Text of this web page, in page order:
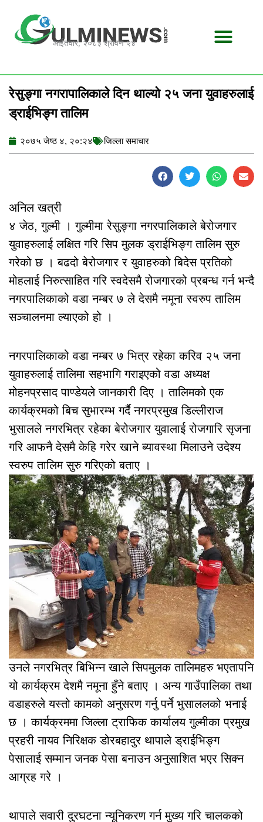
content
आईतवार, २०८३ श्रावण २४
रेसुङ्गा नगरापालिकाले दिन थाल्यो २५ जना युवाहरुलाई
ड्राईभिङ्ग तालिम
२०७५ जेष्ठ ४, २०:२४ जिल्ला समाचार
अनिल खत्री
४ जेठ, गुल्मी । गुल्मीमा रेसुङ्गा नगरपालिकाले बेरोजगार
युवाहरुलाई लक्षित गरि सिप मुलक ड्राईभिङ्ग तालिम सुरु
गरेको छ । बढदो बेरोजगार र युवाहरुको बिदेस प्रतिको
मोहलाई निरुत्साहित गरि स्वदेसमै रोजगारको प्रबन्ध गर्न भन्दै
नगरपालिकाको वडा नम्बर ७ ले देसमै नमूना स्वरुप तालिम
सञ्चालनमा ल्याएको हो ।
नगरपालिकाको वडा नम्बर ७ भित्र रहेका करिव २५ जना
युवाहरुलाई तालिमा सहभागि गराइएको वडा अध्यक्ष
मोहनप्रसाद पाण्डेयले जानकारी दिए । तालिमको एक
कार्यक्रमको बिच सुभारम्भ गर्दै नगरप्रमुख डिल्लीराज
भुसालले नगरभित्र रहेका बेरोजगार युवालाई रोजगारि सृजना
गरि आफनै देसमै केहि गरेर खाने ब्यावस्था मिलाउने उदेश्य
स्वरुप तालिम सुरु गरिएको बताए ।
उनले नगरभित्र बिभिन्न खाले सिपमुलक तालिमहरु भएतापनि
यो कार्यक्रम देशमै नमूना हुँने बताए । अन्य गाउँपालिका तथा
वडाहरुले यस्तो कामको अनुसरण गर्नु पर्ने भुसाललको भनाई
छ । कार्यक्रममा जिल्ला ट्राफिक कार्यालय गुल्मीका प्रमुख
प्रहरी नायव निरिक्षक डोरबहादुर थापाले ड्राईभिङ्ग
पेसालाई सम्मान जनक पेसा बनाउन अनुसाशित भएर सिक्न
आग्रह गरे ।
थापाले सवारी दुरघटना न्यूनिकरण गर्न मुख्य गरि चालकको